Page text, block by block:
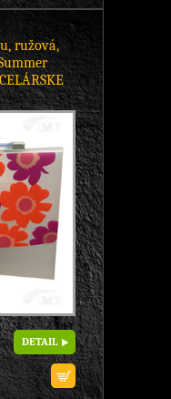
ružová,
DETAIL